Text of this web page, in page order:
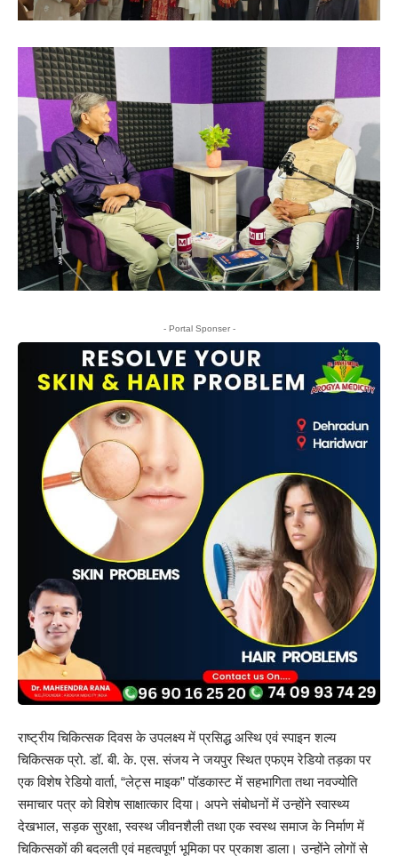
- Portal Sponser -
राष्ट्रीय चिकित्सक दिवस के उपलक्ष्य में प्रसिद्ध अस्थि एवं स्पाइन शल्य
चिकित्सक प्रो. डॉ. बी. के. एस. संजय ने जयपुर स्थित एफएम रेडियो तड़का पर
एक विशेष रेडियो वार्ता, “लेट्स माइक” पॉडकास्ट में सहभागिता तथा नवज्योति
समाचार पत्र को विशेष साक्षात्कार दिया। अपने संबोधनों में उन्होंने स्वास्थ्य
देखभाल, सड़क सुरक्षा, स्वस्थ जीवनशैली तथा एक स्वस्थ समाज के निर्माण में
चिकित्सकों की बदलती एवं महत्वपूर्ण भूमिका पर प्रकाश डाला। उन्होंने लोगों से